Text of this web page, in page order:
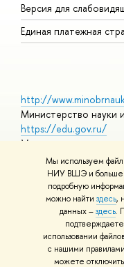
Мы используем
НИУ ВШЭ и
подробную
можно найти здесь,
данных –здесь.
использовании
с нашими
можете
Версия для
Единая платежная
http://
Министерство науки
https://edu.gov.ru/
Министерство
https://
Массовые открытые
© НИУ ВШЭ 1993–2026
использования
Шрифты HSE Sans и HSE